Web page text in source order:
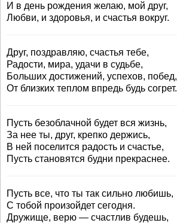
И в день рождения желаю, мой друг,
Любви, и здоровья, и счастья вокруг.
Друг, поздравляю, счастья тебе,
Радости, мира, удачи в судьбе,
Больших достижений, успехов, побед,
От близких теплом впредь будь согрет.
Пусть безоблачной будет вся жизнь,
За нее ты, друг, крепко держись,
В ней поселится радость и счастье,
Пусть становятся будни прекраснее.
Пусть все, что ты так сильно любишь,
С тобой произойдет сегодня.
Дружище, верю — счастлив будешь,